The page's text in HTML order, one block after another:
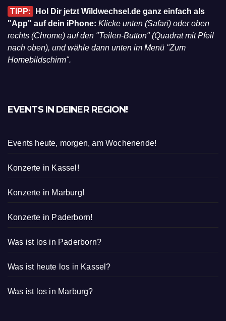
TIPP:
Hol Dir jetzt Wildwechsel.de ganz einfach als
"App" auf dein iPhone: Klicke unten (Safari) oder oben
rechts (Chrome) auf den "Teilen-Button" (Quadrat mit Pfeil
nach oben), und wähle dann unten im Menü "Zum
Homebildschirm".
EVENTS IN DEINER REGION!
Events heute, morgen, am Wochenende!
Konzerte in Kassel!
Konzerte in Marburg!
Konzerte in Paderborn!
Was ist los in Paderborn?
Was ist heute los in Kassel?
Was ist los in Marburg?